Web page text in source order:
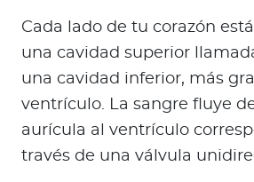
Cada lado de tu corazón
una cavidad superior
una cavidad inferior, más
ventrículo. La sangre fluye
aurícula al ventrículo
través de una válvula